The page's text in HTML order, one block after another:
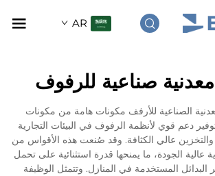
AR
صناعية للرفوف
الصناعية للأرفف مكونات هامة من مكونات
دعم قوي لأنظمة الرفوف في البيئات التجارية
عالي الكثافة. وقد صُنعت هذه الأقواس من
عالية الجودة، ما يمنحها قدرة استثنائية على تحمل
البدائل المستخدمة في المنازل. وتتمثل الوظيفة